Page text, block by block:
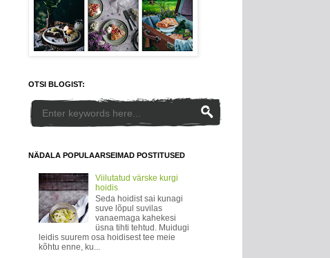
OTSI BLOGIST:
NÄDALA POPULAARSEIMAD POSTITUSED
Viilutatud värske kurgi
hoidis
Seda hoidist sai kunagi
suve lõpul suvilas
vanaemaga kahekesi
üsna tihti tehtud. Muidugi
leidis suurem osa hoidisest tee meie
kõhtu enne, ku...